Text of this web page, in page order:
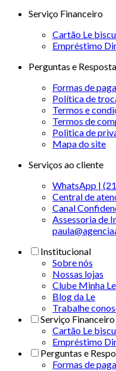
Serviço Financeiro
Cartão Le
Empréstimo
Perguntas e
Formas de
Política de
Termos e
Termos de
Politica de
Mapa do site
Serviços ao cliente
WhatsApp |
Central de
Canal
Assessoria de
Institucional
Sobre nós
Nossas lojas
Clube Minha Le
Blog da Le
Trabalhe
Serviço Financeiro
Cartão Le
Empréstimo
Perguntas e
Formas de